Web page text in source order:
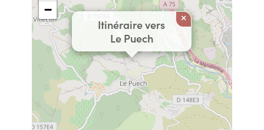
Itinéraire vers
Le Puech
×
−